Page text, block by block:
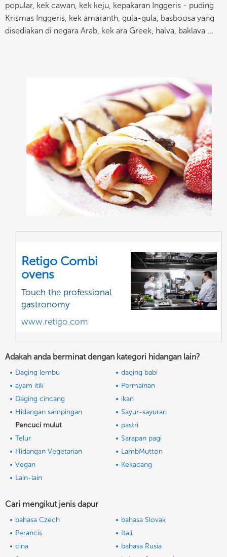
popular, kek cawan, kek keju, kepakaran Inggeris - puding
Krismas Inggeris, kek amaranth, gula-gula, basboosa yang
disediakan di negara Arab, kek ara Greek, halva, baklava ...
Retigo Combi
ovens
Touch the professional
gastronomy
www.retigo.com
Adakah anda berminat dengan kategori hidangan lain?
Daging lembu
daging babi
ayam itik
Permainan
Daging cincang
ikan
Hidangan sampingan
Sayur-sayuran
Pencuci mulut
pastri
Telur
Sarapan pagi
Hidangan Vegetarian
LambMutton
Vegan
Kekacang
Lain-lain
Cari mengikut jenis dapur
bahasa Czech
bahasa Slovak
Perancis
Itali
cina
bahasa Rusia